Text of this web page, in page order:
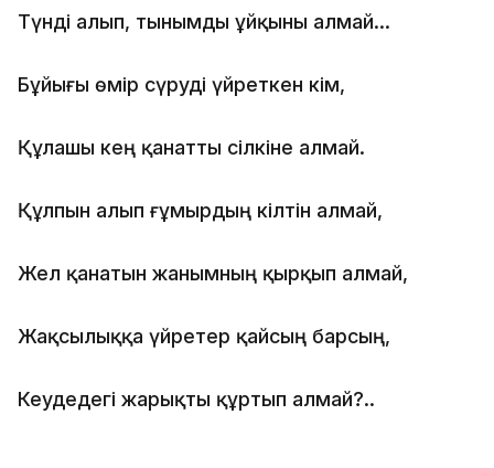
Түнді алып, тынымды ұйқыны алмай…
Бұйығы өмір сүруді үйреткен кім,
Құлашы кең қанатты сілкіне алмай.
Құлпын алып ғұмырдың кілтін алмай,
Жел қанатын жанымның қырқып алмай,
Жақсылыққа үйретер қайсың барсың,
Кеудедегі жарықты құртып алмай?..